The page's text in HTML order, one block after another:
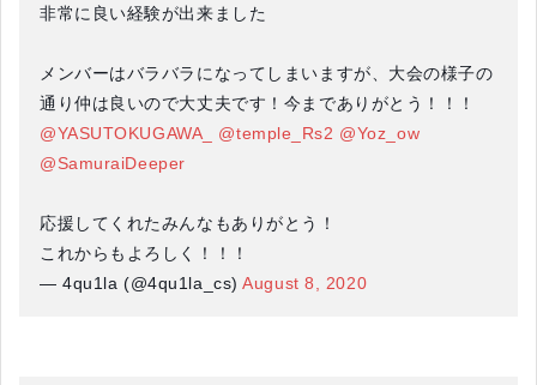
非常に良い経験が出来ました
メンバーはバラバラになってしまいますが、大会の様子の
通り仲は良いので大丈夫です！今までありがとう！！！
@YASUTOKUGAWA_
@temple_Rs2 @Yoz_ow
@SamuraiDeeper
応援してくれたみんなもありがとう！
これからもよろしく！！！
— 4qu1la (@4qu1la_cs)August 8, 2020